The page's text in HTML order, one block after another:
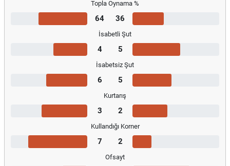
Topla Oynama %
64 36
İsabetli Şut
4 5
İsabetsiz Şut
6 5
Kurtarış
3 2
Kullandığı Korner
7 2
Ofsayt